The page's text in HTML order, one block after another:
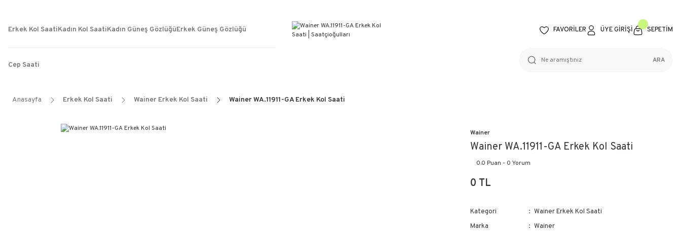
WEB SİTESİNE ÖZEL FİYATLAR
KAÇIRILMAYACAK FIRSATLAR
Erkek Kol SaatiKadın Kol SaatiKadın Güneş GözlüğüErkek Güneş Gözlüğü
Cep Saati
FAVORİLER ÜYE GİRİŞİ SEPETİM
ARA
Anasayfa Erkek Kol Saati Wainer Erkek Kol Saati Wainer WA.11911-GA Erkek Kol Saati
Wainer
Wainer WA.11911-GA Erkek Kol Saati
0.0 Puan - 0 Yorum
0 TL
Kategori
Wainer Erkek Kol Saati
Marka
Wainer